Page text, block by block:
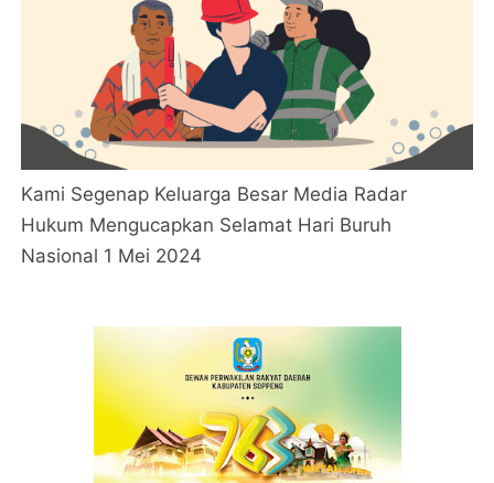
Kami Segenap Keluarga Besar Media Radar
Hukum Mengucapkan Selamat Hari Buruh
Nasional 1 Mei 2024